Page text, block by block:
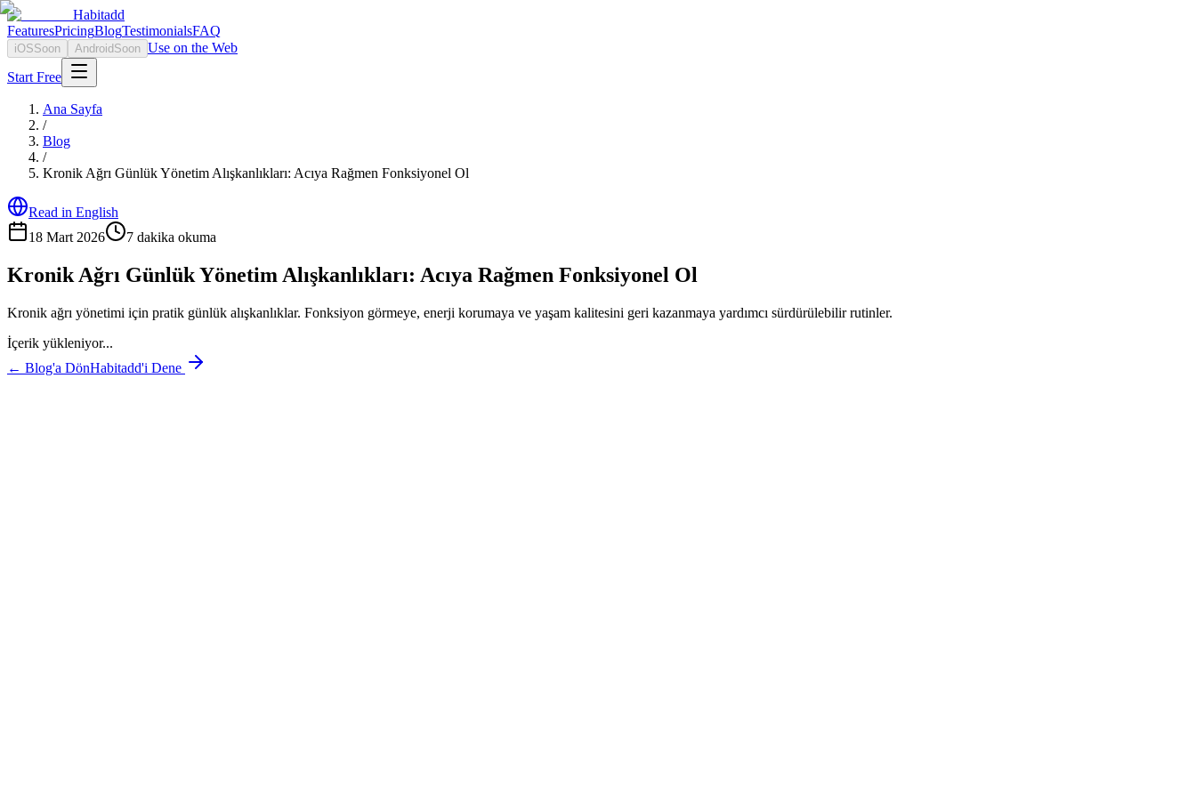
Habitadd
FeaturesPricingBlogTestimonialsFAQ
iOSSoon Android Soon Use on the Web
Start Free
Ana Sayfa
/
Blog
/
Kronik Ağrı Günlük Yönetim Alışkanlıkları: Acıya Rağmen Fonksiyonel Ol
Read in English
18 Mart 2026
7 dakika okuma
Kronik Ağrı Günlük Yönetim Alışkanlıkları: Acıya Rağmen Fonksiyonel Ol
Kronik ağrı yönetimi için pratik günlük alışkanlıklar. Fonksiyon görmeye, enerji korumaya ve yaşam kalitesini geri kazanmaya yardımcı sürdürülebilir rutinler.
İçerik yükleniyor...
← Blog'a DönHabitadd'i Dene